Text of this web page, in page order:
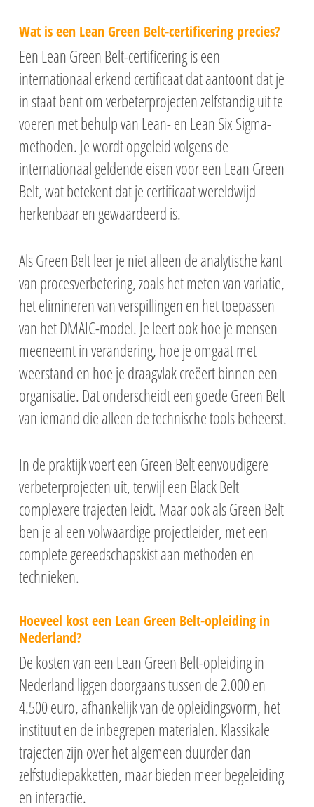
Wat is een Lean Green Belt-certificering precies?
Een Lean Green Belt-certificering is een
internationaal erkend certificaat dat aantoont dat je
in staat bent om verbeterprojecten zelfstandig uit te
voeren met behulp van Lean- en Lean Six Sigma-
methoden. Je wordt opgeleid volgens de
internationaal geldende eisen voor een Lean Green
Belt, wat betekent dat je certificaat wereldwijd
herkenbaar en gewaardeerd is.
Als Green Belt leer je niet alleen de analytische kant
van procesverbetering, zoals het meten van variatie,
het elimineren van verspillingen en het toepassen
van het DMAIC-model. Je leert ook hoe je mensen
meeneemt in verandering, hoe je omgaat met
weerstand en hoe je draagvlak creëert binnen een
organisatie. Dat onderscheidt een goede Green Belt
van iemand die alleen de technische tools beheerst.
In de praktijk voert een Green Belt eenvoudigere
verbeterprojecten uit, terwijl een Black Belt
complexere trajecten leidt. Maar ook als Green Belt
ben je al een volwaardige projectleider, met een
complete gereedschapskist aan methoden en
technieken.
Hoeveel kost een Lean Green Belt-opleiding in
Nederland?
De kosten van een Lean Green Belt-opleiding in
Nederland liggen doorgaans tussen de 2.000 en
4.500 euro, afhankelijk van de opleidingsvorm, het
instituut en de inbegrepen materialen. Klassikale
trajecten zijn over het algemeen duurder dan
zelfstudiepakketten, maar bieden meer begeleiding
en interactie.